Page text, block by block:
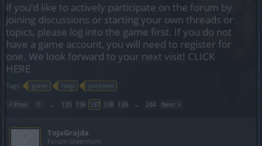
if you’d like to actively participate on the forum by
joining discussions or starting your own threads or
topics, please log into the game first. If you do not
have a game account, you will need to register for
one. We look forward to your next visit! CLICK
HERE
Tags: game help problem
< Prev 1 ← 135 136 137 138 139 → 244 Next >
ToJaGrajda
Forum Greenhorn